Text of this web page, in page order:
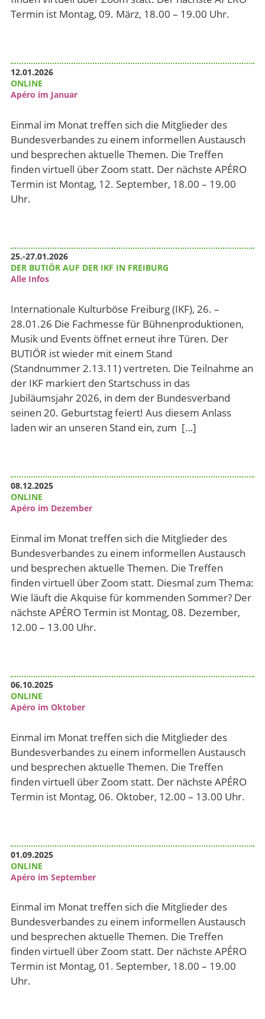
Termin ist Montag, 09. März, 18.00 – 19.00 Uhr.
12.01.2026
ONLINE
Apéro im Januar
Einmal im Monat treffen sich die Mitglieder des
Bundesverbandes zu einem informellen Austausch
und besprechen aktuelle Themen. Die Treffen
finden virtuell über Zoom statt. Der nächste APÉRO
Termin ist Montag, 12. September, 18.00 – 19.00
Uhr.
25.-27.01.2026
DER BUTIÖR AUF DER IKF IN FREIBURG
Alle Infos
Internationale Kulturböse Freiburg (IKF), 26. –
28.01.26 Die Fachmesse für Bühnenproduktionen,
Musik und Events öffnet erneut ihre Türen. Der
BUTIÖR ist wieder mit einem Stand
(Standnummer 2.13.11) vertreten. Die Teilnahme an
der IKF markiert den Startschuss in das
Jubiläumsjahr 2026, in dem der Bundesverband
seinen 20. Geburtstag feiert! Aus diesem Anlass
laden wir an unseren Stand ein, zum […]
08.12.2025
ONLINE
Apéro im Dezember
Einmal im Monat treffen sich die Mitglieder des
Bundesverbandes zu einem informellen Austausch
und besprechen aktuelle Themen. Die Treffen
finden virtuell über Zoom statt. Diesmal zum Thema:
Wie läuft die Akquise für kommenden Sommer? Der
nächste APÉRO Termin ist Montag, 08. Dezember,
12.00 – 13.00 Uhr.
06.10.2025
ONLINE
Apéro im Oktober
Einmal im Monat treffen sich die Mitglieder des
Bundesverbandes zu einem informellen Austausch
und besprechen aktuelle Themen. Die Treffen
finden virtuell über Zoom statt. Der nächste APÉRO
Termin ist Montag, 06. Oktober, 12.00 – 13.00 Uhr.
01.09.2025
ONLINE
Apéro im September
Einmal im Monat treffen sich die Mitglieder des
Bundesverbandes zu einem informellen Austausch
und besprechen aktuelle Themen. Die Treffen
finden virtuell über Zoom statt. Der nächste APÉRO
Termin ist Montag, 01. September, 18.00 – 19.00
Uhr.